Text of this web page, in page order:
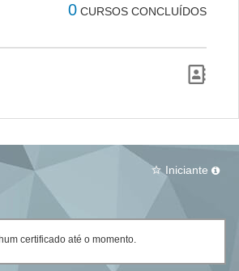
0 CURSOS CONCLUÍDOS
star_border Iniciante
certificado até o momento.